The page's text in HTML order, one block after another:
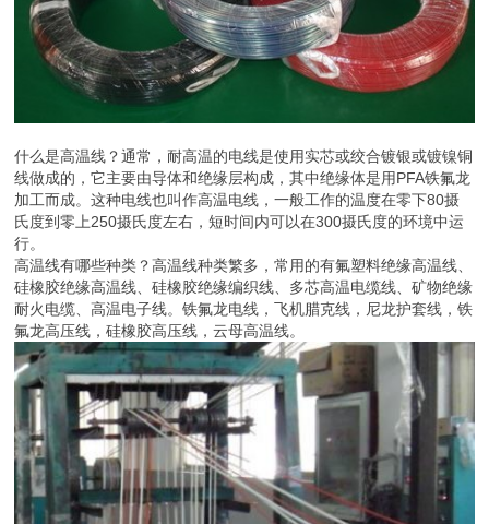
什么是高温线？通常，耐高温的电线是使用实芯或绞合镀银或镀镍铜
线做成的，它主要由导体和绝缘层构成，其中绝缘体是用PFA铁氟龙
加工而成。这种电线也叫作高温电线，一般工作的温度在零下80摄
氏度到零上250摄氏度左右，短时间内可以在300摄氏度的环境中运
行。
高温线有哪些种类？高温线种类繁多，常用的有氟塑料绝缘高温线、
硅橡胶绝缘高温线、硅橡胶绝缘编织线、多芯高温电缆线、矿物绝缘
耐火电缆、高温电子线。铁氟龙电线，飞机腊克线，尼龙护套线，铁
氟龙高压线，硅橡胶高压线，云母高温线。